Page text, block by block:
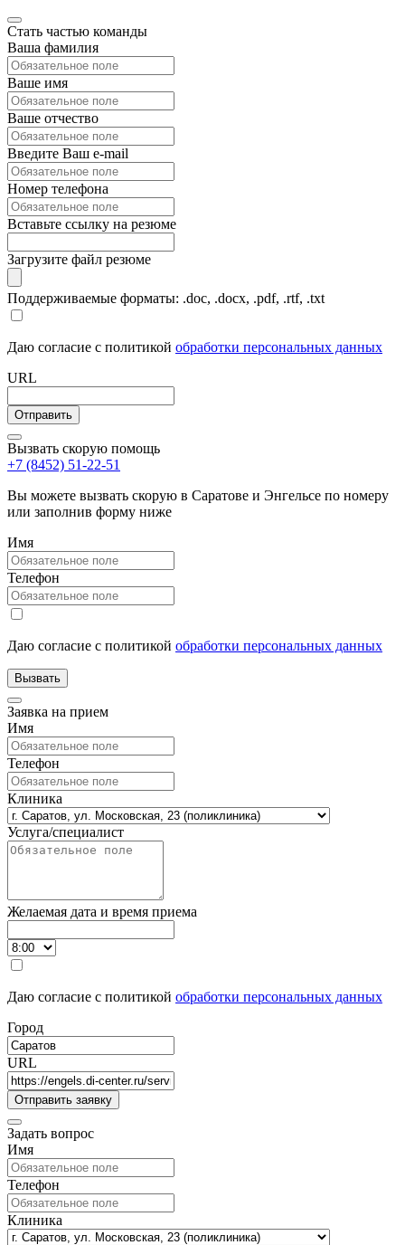
Стать частью команды
Ваша фамилия
Ваше имя
Ваше отчество
Введите Ваш e-mail
Номер телефона
Вставьте ссылку на резюме
Загрузите файл резюме
Поддерживаемые форматы: .doc, .docx, .pdf, .rtf, .txt
Даю согласие с политикой обработки персональных данных
URL
Вызвать скорую помощь
+7 (8452) 51-22-51
Вы можете вызвать скорую в Саратове и Энгельсе по номеру
или заполнив форму ниже
Имя
Телефон
Даю согласие с политикой обработки персональных данных
Заявка на прием
Имя
Телефон
Клиника
Услуга/специалист
Желаемая дата и время приема
Даю согласие с политикой обработки персональных данных
Город
URL
Задать вопрос
Имя
Телефон
Клиника